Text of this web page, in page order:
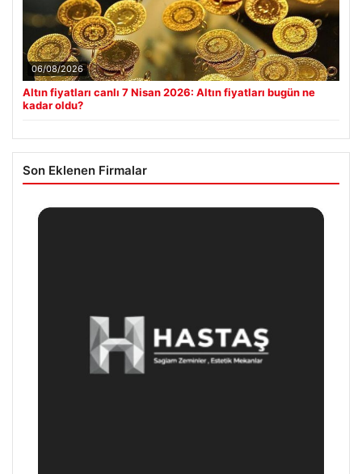
06/08/2026
Altın fiyatları canlı 7 Nisan 2026: Altın fiyatları bugün ne
kadar oldu?
Son Eklenen Firmalar